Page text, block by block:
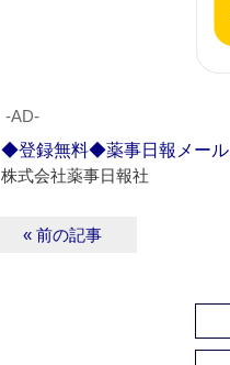
‐AD‐
◆登録無料◆薬事日報メー
株式会社薬事日報社
« 前の記事